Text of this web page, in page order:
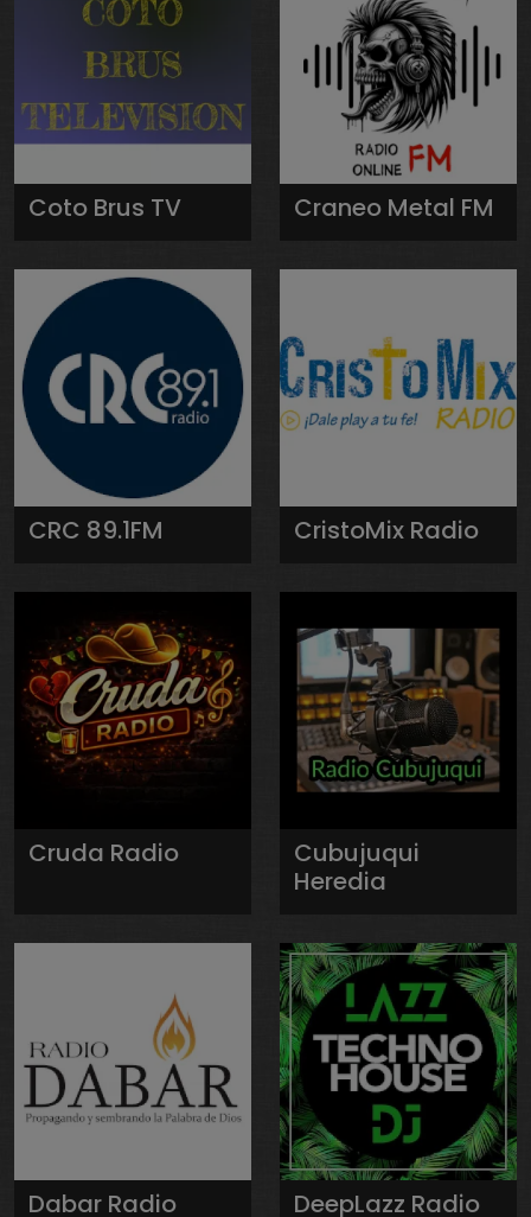
Coto Brus TV Craneo Metal FM
CRC 89.1FM CristoMix Radio
Cruda Radio
Cubujuqui
Heredia
Dabar Radio DeepLazz Radio